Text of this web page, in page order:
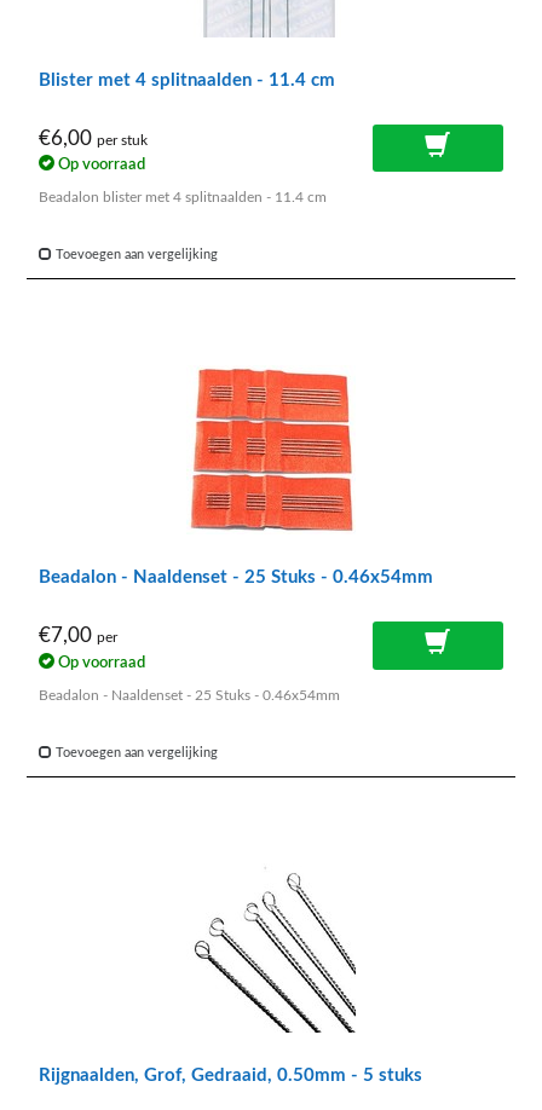
Blister met 4 splitnaalden - 11.4 cm
€6,00 per stuk
Op voorraad
Beadalon blister met 4 splitnaalden - 11.4 cm
Toevoegen aan vergelijking
Beadalon - Naaldenset - 25 Stuks - 0.46x54mm
€7,00 per
Op voorraad
Beadalon - Naaldenset - 25 Stuks - 0.46x54mm
Toevoegen aan vergelijking
Rijgnaalden, Grof, Gedraaid, 0.50mm - 5 stuks